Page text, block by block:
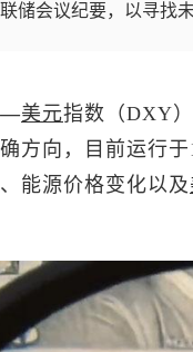
储会议纪要，以寻找
美元指数 （DXY
方向，目前运行
能源价格变化以及